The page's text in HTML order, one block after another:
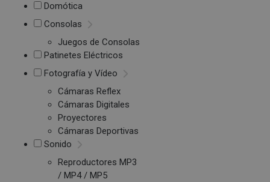
Domótica
Consolas
Juegos de Consolas
Patinetes Eléctricos
Fotografía y Vídeo
Cámaras Reflex
Cámaras Digitales
Proyectores
Cámaras Deportivas
Sonido
Reproductores MP3
/ MP4 / MP5